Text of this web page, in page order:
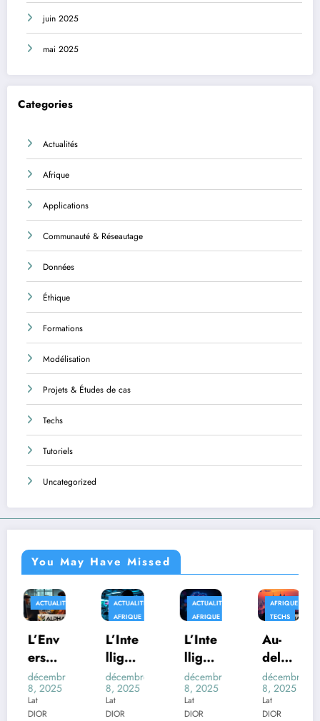
juin 2025
mai 2025
Categories
Actualités
Afrique
Applications
Communauté & Réseautage
Données
Éthique
Formations
Modélisation
Projets & Études de cas
Techs
Tutoriels
Uncategorized
You May Have Missed
ACTUALITÉS
AFRIQUE
L’Inte
lligen
ce
Artifi
cielle
décembre
8, 2025
DIOR
ACTUALITÉS
AFRIQUE
L’Inte
lligen
ce
Artifi
cielle
décembre
8, 2025
DIOR
AFRIQUE
TECHS
Au-
delà
des
Trans
form
décembre
8, 2025
DIOR
Quan
d la
Fictio
n
Devie
décembre
8, 2025
DIOR